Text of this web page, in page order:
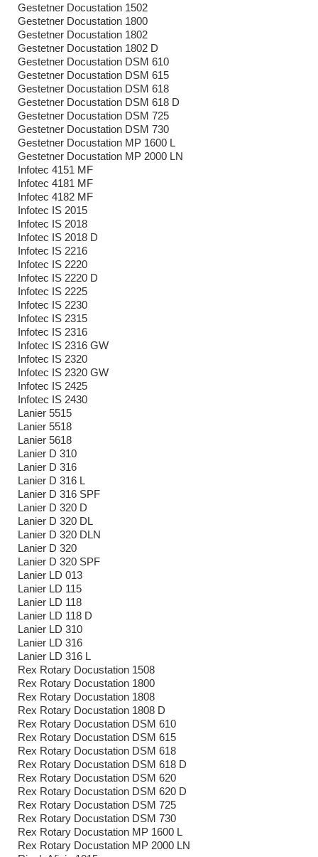
Gestetner Docustation 1502
Gestetner Docustation 1800
Gestetner Docustation 1802
Gestetner Docustation 1802 D
Gestetner Docustation DSM 610
Gestetner Docustation DSM 615
Gestetner Docustation DSM 618
Gestetner Docustation DSM 618 D
Gestetner Docustation DSM 725
Gestetner Docustation DSM 730
Gestetner Docustation MP 1600 L
Gestetner Docustation MP 2000 LN
Infotec 4151 MF
Infotec 4181 MF
Infotec 4182 MF
Infotec IS 2015
Infotec IS 2018
Infotec IS 2018 D
Infotec IS 2216
Infotec IS 2220
Infotec IS 2220 D
Infotec IS 2225
Infotec IS 2230
Infotec IS 2315
Infotec IS 2316
Infotec IS 2316 GW
Infotec IS 2320
Infotec IS 2320 GW
Infotec IS 2425
Infotec IS 2430
Lanier 5515
Lanier 5518
Lanier 5618
Lanier D 310
Lanier D 316
Lanier D 316 L
Lanier D 316 SPF
Lanier D 320 D
Lanier D 320 DL
Lanier D 320 DLN
Lanier D 320
Lanier D 320 SPF
Lanier LD 013
Lanier LD 115
Lanier LD 118
Lanier LD 118 D
Lanier LD 310
Lanier LD 316
Lanier LD 316 L
Rex Rotary Docustation 1508
Rex Rotary Docustation 1800
Rex Rotary Docustation 1808
Rex Rotary Docustation 1808 D
Rex Rotary Docustation DSM 610
Rex Rotary Docustation DSM 615
Rex Rotary Docustation DSM 618
Rex Rotary Docustation DSM 618 D
Rex Rotary Docustation DSM 620
Rex Rotary Docustation DSM 620 D
Rex Rotary Docustation DSM 725
Rex Rotary Docustation DSM 730
Rex Rotary Docustation MP 1600 L
Rex Rotary Docustation MP 2000 LN